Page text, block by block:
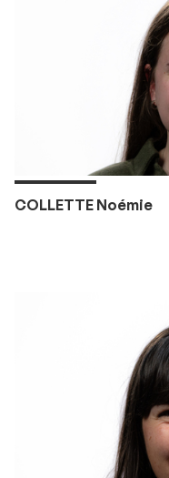
COLLETTE Noémie